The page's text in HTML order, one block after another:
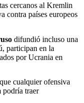
cercanos al Kremlin
contra países europeos
difundió incluso una
participan en la
por Ucrania en
cualquier ofensiva
podría traer